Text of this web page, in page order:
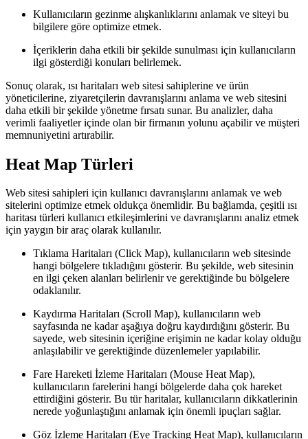
Kullanıcıların gezinme alışkanlıklarını anlamak ve siteyi bu
bilgilere göre optimize etmek.
İçeriklerin daha etkili bir şekilde sunulması için kullanıcıların
ilgi gösterdiği konuları belirlemek.
Sonuç olarak, ısı haritaları web sitesi sahiplerine ve ürün
yöneticilerine, ziyaretçilerin davranışlarını anlama ve web sitesini
daha etkili bir şekilde yönetme fırsatı sunar. Bu analizler, daha
verimli faaliyetler içinde olan bir firmanın yolunu açabilir ve müşteri
memnuniyetini artırabilir.
Heat Map Türleri
Web sitesi sahipleri için kullanıcı davranışlarını anlamak ve web
sitelerini optimize etmek oldukça önemlidir. Bu bağlamda, çeşitli ısı
haritası türleri kullanıcı etkileşimlerini ve davranışlarını analiz etmek
için yaygın bir araç olarak kullanılır.
Tıklama Haritaları (Click Map), kullanıcıların web sitesinde
hangi bölgelere tıkladığını gösterir. Bu şekilde, web sitesinin
en ilgi çeken alanları belirlenir ve gerektiğinde bu bölgelere
odaklanılır.
Kaydırma Haritaları (Scroll Map), kullanıcıların web
sayfasında ne kadar aşağıya doğru kaydırdığını gösterir. Bu
sayede, web sitesinin içeriğine erişimin ne kadar kolay olduğu
anlaşılabilir ve gerektiğinde düzenlemeler yapılabilir.
Fare Hareketi İzleme Haritaları (Mouse Heat Map),
kullanıcıların farelerini hangi bölgelerde daha çok hareket
ettirdiğini gösterir. Bu tür haritalar, kullanıcıların dikkatlerinin
nerede yoğunlaştığını anlamak için önemli ipuçları sağlar.
Göz İzleme Haritaları (Eye Tracking Heat Map), kullanıcıların